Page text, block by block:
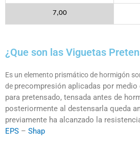
7,00
¿Que son las Viguetas
Es un elemento prismático de hormigón
de precompresión aplicadas por medio
para pretensado, tensada antes de
posteriormente al destensarla queda
previamente ha alcanzado la
EPS – Shap